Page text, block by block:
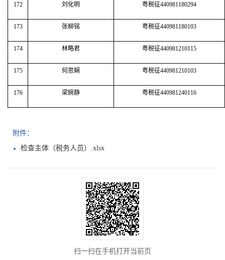
172 刘化明 粤税征440981180294
173 张柳铭 粤税征440981180103
174 林略君 粤税征440981210115
175 何思娴 粤税征440981210103
176 梁婉静 粤税征440981240116
附件：
检查主体（税务人员）.xlsx
扫一扫在手机打开当前页